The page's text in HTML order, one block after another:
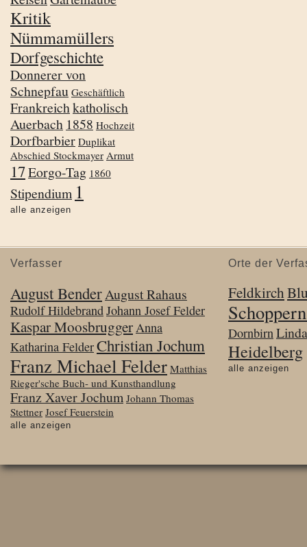
Kritik
Nümmamüllers
Dorfgeschichte
Donnerer von
Schnepfau Geschäftlich
Frankreichkatholisch
Auerbach 1858 Hochzeit
Dorfbarbier Duplikat
Abschied Stockmayer Armut
17Eorgo-Tag 1860
Stipendium 1
alle anzeigen
Verfasser
August BenderAugust Rahaus
Rudolf HildebrandJohann Josef Felder
Kaspar Moosbrugger Anna
Katharina FelderChristian Jochum
Franz Michael Felder Matthias
Rieger'sche Buch- und Kunsthandlung
Franz Xaver Jochum Johann Thomas
Stettner Josef Feuerstein
alle anzeigen
Orte der
Feldkirch
Dornbirn
Heidelberg
alle anzeigen